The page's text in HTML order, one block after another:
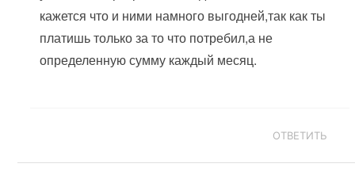
кажется что и ними намного выгодней,так как ты
платишь только за то что потребил,а не
определенную сумму каждый месяц.
ОТВЕТИТЬ